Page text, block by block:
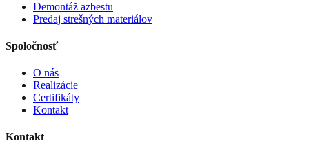
Demontáž azbestu
Predaj strešných materiálov
Spoločnosť
O nás
Realizácie
Certifikáty
Kontakt
Kontakt